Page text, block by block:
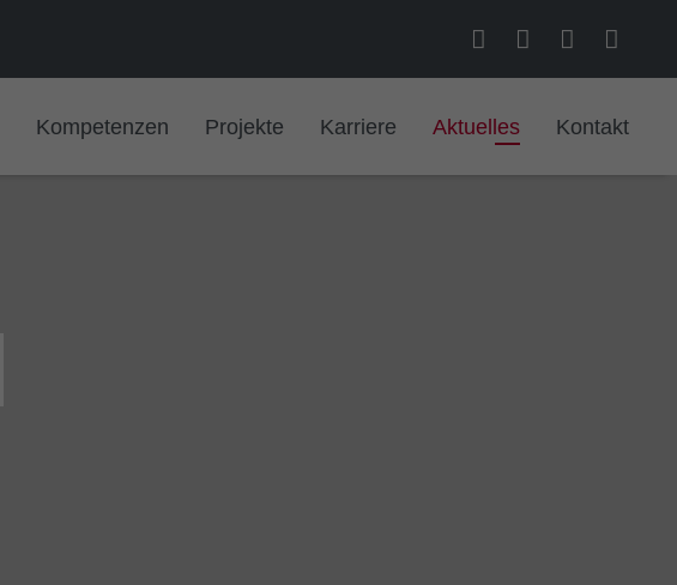
Kompetenzen Projekte Karriere Aktuelles Kontakt